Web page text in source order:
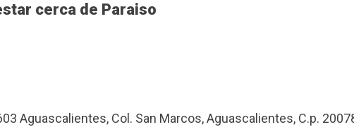
cerca de Paraiso
Aguascalientes, Col. San Marcos, Aguascalientes, C.p.